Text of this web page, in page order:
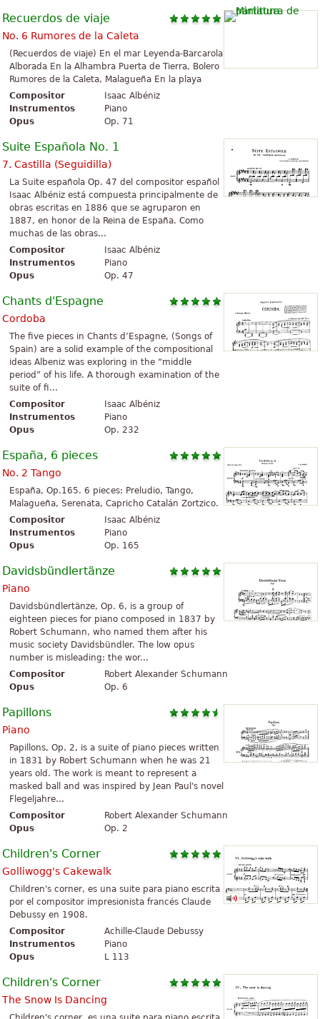
Recuerdos de viaje
No. 6 Rumores de la Caleta
(Recuerdos de viaje) En el mar Leyenda-Barcarola
Alborada En la Alhambra Puerta de Tierra, Bolero
Rumores de la Caleta, Malagueña En la playa
Compositor
Isaac Albéniz
Instrumentos
Piano
Opus
Op. 71
Suite Española No. 1
7. Castilla (Seguidilla)
La Suite española Op. 47 del compositor español
Isaac Albéniz está compuesta principalmente de
obras escritas en 1886 que se agruparon en
1887, en honor de la Reina de España. Como
muchas de las obras...
Compositor
Isaac Albéniz
Instrumentos
Piano
Opus
Op. 47
Chants d'Espagne
Cordoba
The five pieces in Chants d’Espagne, (Songs of
Spain) are a solid example of the compositional
ideas Albeniz was exploring in the “middle
period” of his life. A thorough examination of the
suite of fi...
Compositor
Isaac Albéniz
Instrumentos
Piano
Opus
Op. 232
España, 6 pieces
No. 2 Tango
España, Op.165. 6 pieces: Preludio, Tango,
Malagueña, Serenata, Capricho Catalán Zortzico.
Compositor
Isaac Albéniz
Instrumentos
Piano
Opus
Op. 165
Davidsbündlertänze
Piano
Davidsbündlertänze, Op. 6, is a group of
eighteen pieces for piano composed in 1837 by
Robert Schumann, who named them after his
music society Davidsbündler. The low opus
number is misleading: the wor...
Compositor
Robert Alexander Schumann
Opus
Op. 6
Papillons
Piano
Papillons, Op. 2, is a suite of piano pieces written
in 1831 by Robert Schumann when he was 21
years old. The work is meant to represent a
masked ball and was inspired by Jean Paul's novel
Flegeljahre...
Compositor
Robert Alexander Schumann
Opus
Op. 2
Children's Corner
Golliwogg's Cakewalk
Children's corner, es una suite para piano escrita
por el compositor impresionista francés Claude
Debussy en 1908.
Compositor
Achille-Claude Debussy
Instrumentos
Piano
Opus
L 113
Children's Corner
The Snow Is Dancing